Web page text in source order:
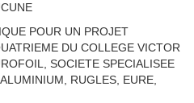
POUR UN PROJET
DU COLLEGE VICTOR
SOCIETE SPECIALISEE
RUGLES, EURE,